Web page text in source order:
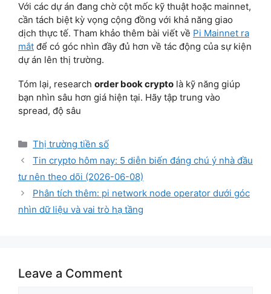
Với các dự án đang chờ cột mốc kỹ thuật hoặc mainnet,
cần tách biệt kỳ vọng cộng đồng với khả năng giao
dịch thực tế. Tham khảo thêm bài viết về Pi Mainnet ra
mắt để có góc nhìn đầy đủ hơn về tác động của sự kiện
dự án lên thị trường.
Tóm lại, research order book crypto là kỹ năng giúp
bạn nhìn sâu hơn giá hiện tại. Hãy tập trung vào
spread, độ sâu
Categories
Thị trường tiền số
Tin crypto hôm nay: 5 diễn biến đáng chú ý nhà đầu
tư nên theo dõi (2026-06-08)
Phân tích thêm: pi network node operator dưới góc
nhìn dữ liệu và vai trò hạ tầng
Leave a Comment